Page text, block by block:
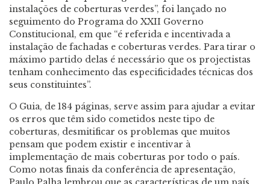
instalações de coberturas verdes”, foi lançado no
seguimento do Programa do XXII Governo
Constitucional, em que “é referida e incentivada a
instalação de fachadas e coberturas verdes. Para tirar o
máximo partido delas é necessário que os projectistas
tenham conhecimento das especificidades técnicas dos
seus constituintes”.
O Guia, de 184 páginas, serve assim para ajudar a evitar
os erros que têm sido cometidos neste tipo de
coberturas, desmitificar os problemas que muitos
pensam que podem existir e incentivar à
implementação de mais coberturas por todo o país.
Como notas finais da conferência de apresentação,